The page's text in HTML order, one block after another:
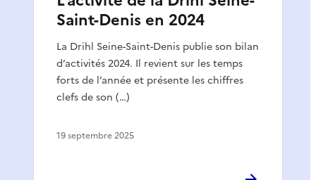
Saint-Denis en 2024
La Drihl Seine-Saint-Denis publie son bilan
d’activités 2024. Il revient sur les temps
forts de l’année et présente les chiffres
clefs de son (…)
19 septembre 2025